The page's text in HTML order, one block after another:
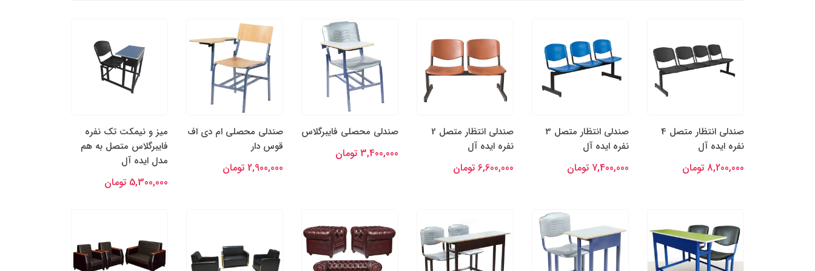
صندلی انتظار متصل 4
نفره ایده آل
8,200,000 تومان
صندلی انتظار متصل 3
نفره ایده آل
7,400,000 تومان
صندلی انتظار متصل 2
نفره ایده آل
6,600,000 تومان
صندلی محصلی فایبرگلاس
3,400,000 تومان
صندلی محصلی ام دی اف
قوس دار
2,900,000 تومان
میز و نیمکت تک نفره
فایبرگلاس متصل به هم
مدل ایده آل
5,300,000 تومان